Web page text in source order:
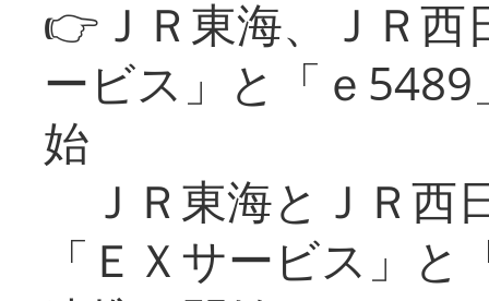
👉ＪＲ東海、ＪＲ
ービス」と「ｅ
始
ＪＲ東海とＪＲ西
「ＥＸサービス」